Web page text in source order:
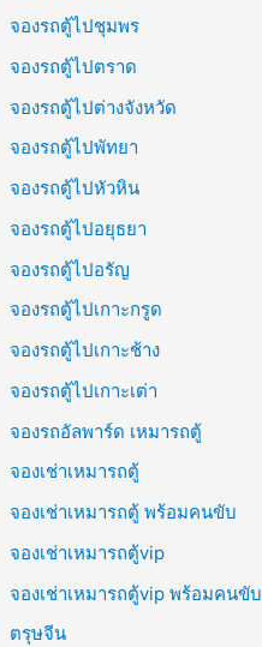
จองรถตู้ไปชุมพร
จองรถตู้ไปตราด
จองรถตู้ไปต่างจังหวัด
จองรถตู้ไปพัทยา
จองรถตู้ไปหัวหิน
จองรถตู้ไปอยุธยา
จองรถตู้ไปอรัญ
จองรถตู้ไปเกาะกรูด
จองรถตู้ไปเกาะช้าง
จองรถตู้ไปเกาะเต่า
จองรถอัลพาร์ด เหมารถตู้
จองเช่าเหมารถตู้
จองเช่าเหมารถตู้ พร้อมคนขับ
จองเช่าเหมารถตู้vip
จองเช่าเหมารถตู้vip พร้อมคนขับ
ตรุษจีน